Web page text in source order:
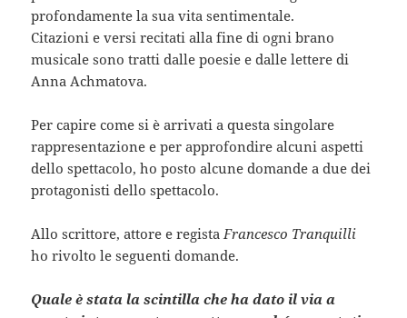
profondamente la sua vita sentimentale.
Citazioni e versi recitati alla fine di ogni brano
musicale sono tratti dalle poesie e dalle lettere di
Anna Achmatova.
Per capire come si è arrivati a questa singolare
rappresentazione e per approfondire alcuni aspetti
dello spettacolo, ho posto alcune domande a due dei
protagonisti dello spettacolo.
Allo scrittore, attore e regista Francesco Tranquilli
ho rivolto le seguenti domande.
Quale è stata la scintilla che ha dato il via a